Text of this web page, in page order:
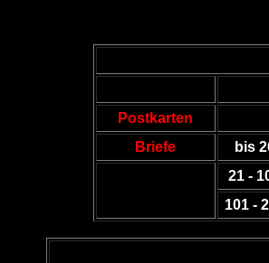
Postkarten
Briefe
bis
21 -
101 -